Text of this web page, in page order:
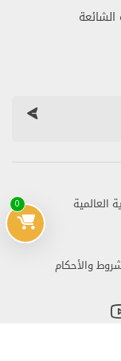
0
الشائعة
والأحكام